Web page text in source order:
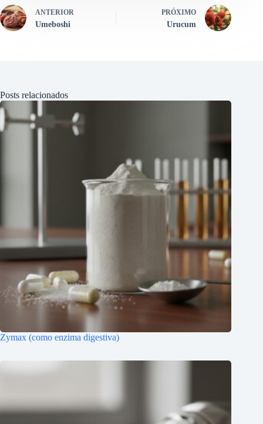
ANTERIOR
Umeboshi
PRÓXIMO
Urucum
Posts relacionados
Zymax (como enzima digestiva)